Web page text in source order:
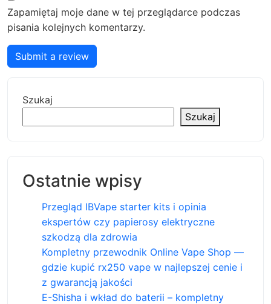
Zapamiętaj moje dane w tej przeglądarce podczas
pisania kolejnych komentarzy.
Submit a review
Szukaj
Szukaj
Ostatnie wpisy
Przegląd IBVape starter kits i opinia
ekspertów czy papierosy elektryczne
szkodzą dla zdrowia
Kompletny przewodnik Online Vape Shop —
gdzie kupić rx250 vape w najlepszej cenie i
z gwarancją jakości
E-Shisha i wkład do baterii – kompletny